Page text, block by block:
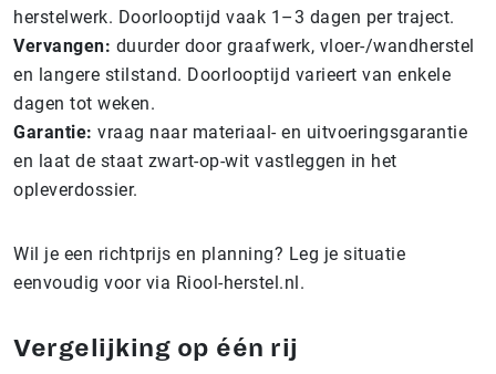
herstelwerk. Doorlooptijd vaak 1–3 dagen per traject.
Vervangen: duurder door graafwerk, vloer-/wandherstel
en langere stilstand. Doorlooptijd varieert van enkele
dagen tot weken.
Garantie: vraag naar materiaal- en uitvoeringsgarantie
en laat de staat zwart-op-wit vastleggen in het
opleverdossier.
Wil je een richtprijs en planning? Leg je situatie
eenvoudig voor via Riool-herstel.nl.
Vergelijking op één rij